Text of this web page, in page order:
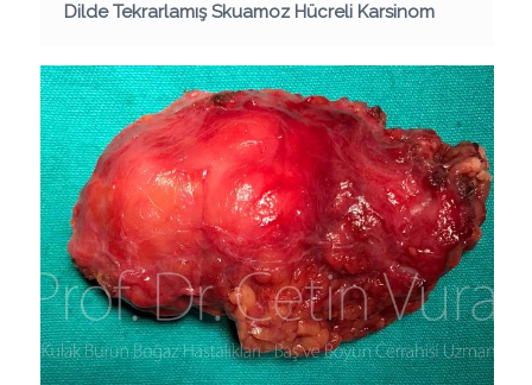
Dilde Tekrarlamış Skuamoz Hücreli Karsinom